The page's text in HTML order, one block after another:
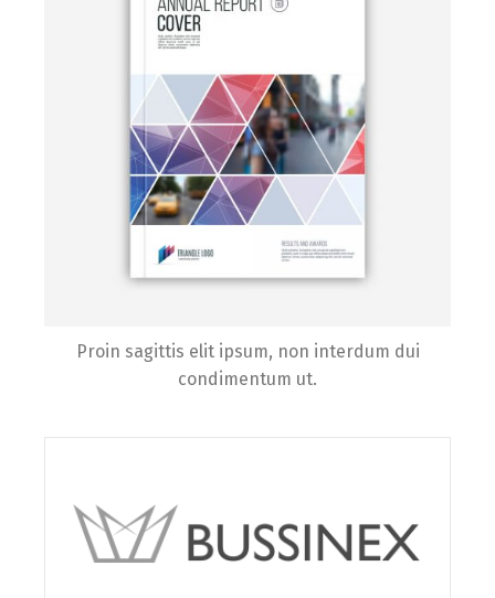
Proin sagittis elit ipsum, non interdum dui
condimentum ut.